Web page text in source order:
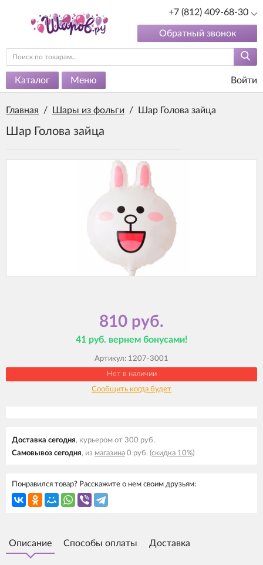
+7 (812) 409-68-30
Обратный звонок
Каталог Меню Войти
Главная / Шары из фольги / Шар Голова зайца
Шар Голова зайца
810 руб.
41 руб. вернем бонусами!
Артикул: 1207-3001
Нет в наличии
Сообщить когда будет
Доставка cегодня, курьером от 300 руб.
Самовывоз cегодня, из магазина 0 руб. (скидка 10%)
Понравился товар? Расскажите о нем своим друзьям:
Описание Способы оплаты Доставка